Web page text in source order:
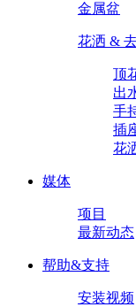
金属盆
花洒 &
顶
出
手
插
花
媒体
项目
最新动态
帮助&支持
安装视频